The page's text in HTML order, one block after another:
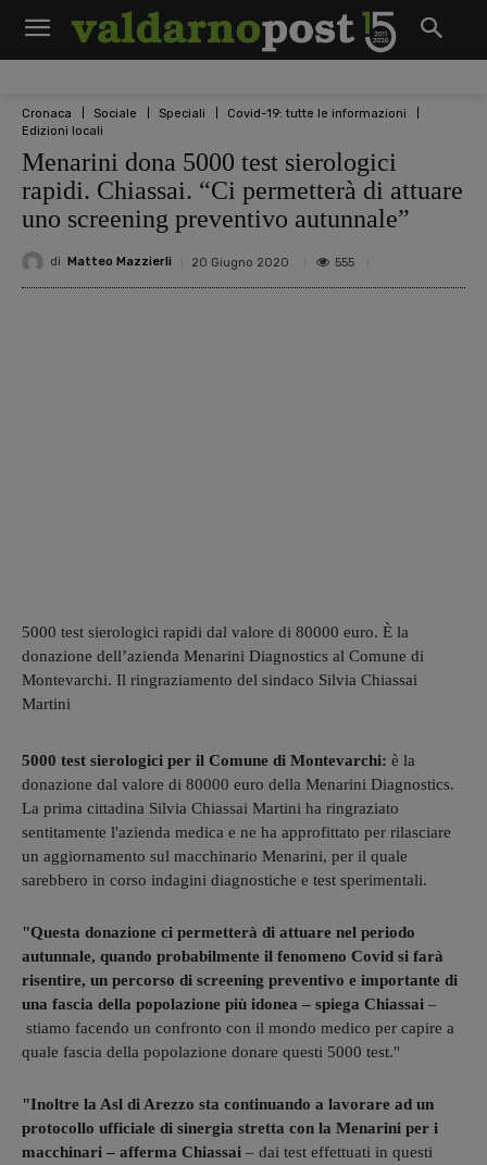
Cronaca Sociale Speciali
Covid-19: tutte le informazioni
Edizioni locali
Menarini dona 5000 test sierologici
rapidi. Chiassai. “Ci permetterà di attuare
uno screening preventivo autunnale”
di Matteo Mazzierli 20 Giugno 2020 555
5000 test sierologici rapidi dal valore di 80000 euro. È la
donazione dell’azienda Menarini Diagnostics al Comune di
Montevarchi. Il ringraziamento del sindaco Silvia Chiassai
Martini
5000 test sierologici per il Comune di Montevarchi: è la
donazione dal valore di 80000 euro della Menarini Diagnostics.
La prima cittadina Silvia Chiassai Martini ha ringraziato
sentitamente l'azienda medica e ne ha approfittato per rilasciare
un aggiornamento sul macchinario Menarini, per il quale
sarebbero in corso indagini diagnostiche e test sperimentali.
"Questa donazione ci permetterà di attuare nel periodo
autunnale, quando probabilmente il fenomeno Covid si farà
risentire, un percorso di screening preventivo e importante di
una fascia della popolazione più idonea – spiega Chiassai –
stiamo facendo un confronto con il mondo medico per capire a
quale fascia della popolazione donare questi 5000 test."
"Inoltre la Asl di Arezzo sta continuando a lavorare ad un
protocollo ufficiale di sinergia stretta con la Menarini per i
macchinari – afferma Chiassai – dai test effettuati in questi